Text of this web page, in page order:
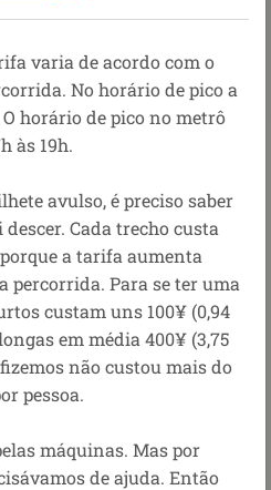
varia de acordo com o
No horário de pico a
horário de pico no metrô
às 19h.
avulso, é preciso saber
Cada trecho custa
a tarifa aumenta
Para se ter uma
custam uns 100¥ (0,94
em média 400¥ (3,75
não custou mais do
pessoa.
máquinas. Mas por
de ajuda. Então